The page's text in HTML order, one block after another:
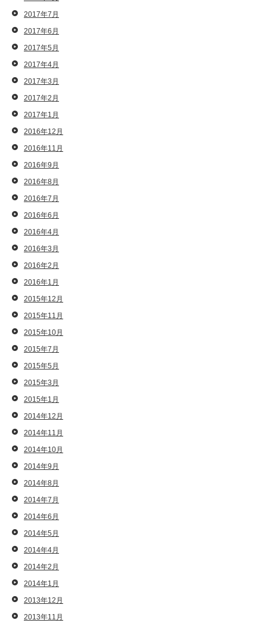
2017年7月
2017年6月
2017年5月
2017年4月
2017年3月
2017年2月
2017年1月
2016年12月
2016年11月
2016年9月
2016年8月
2016年7月
2016年6月
2016年4月
2016年3月
2016年2月
2016年1月
2015年12月
2015年11月
2015年10月
2015年7月
2015年5月
2015年3月
2015年1月
2014年12月
2014年11月
2014年10月
2014年9月
2014年8月
2014年7月
2014年6月
2014年5月
2014年4月
2014年2月
2014年1月
2013年12月
2013年11月